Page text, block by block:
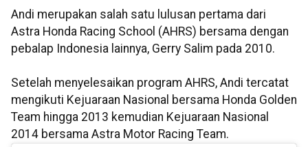
Andi merupakan salah satu lulusan pertama dari
Astra Honda Racing School (AHRS) bersama dengan
pebalap Indonesia lainnya, Gerry Salim pada 2010.
Setelah menyelesaikan program AHRS, Andi tercatat
mengikuti Kejuaraan Nasional bersama Honda Golden
Team hingga 2013 kemudian Kejuaraan Nasional
2014 bersama Astra Motor Racing Team.